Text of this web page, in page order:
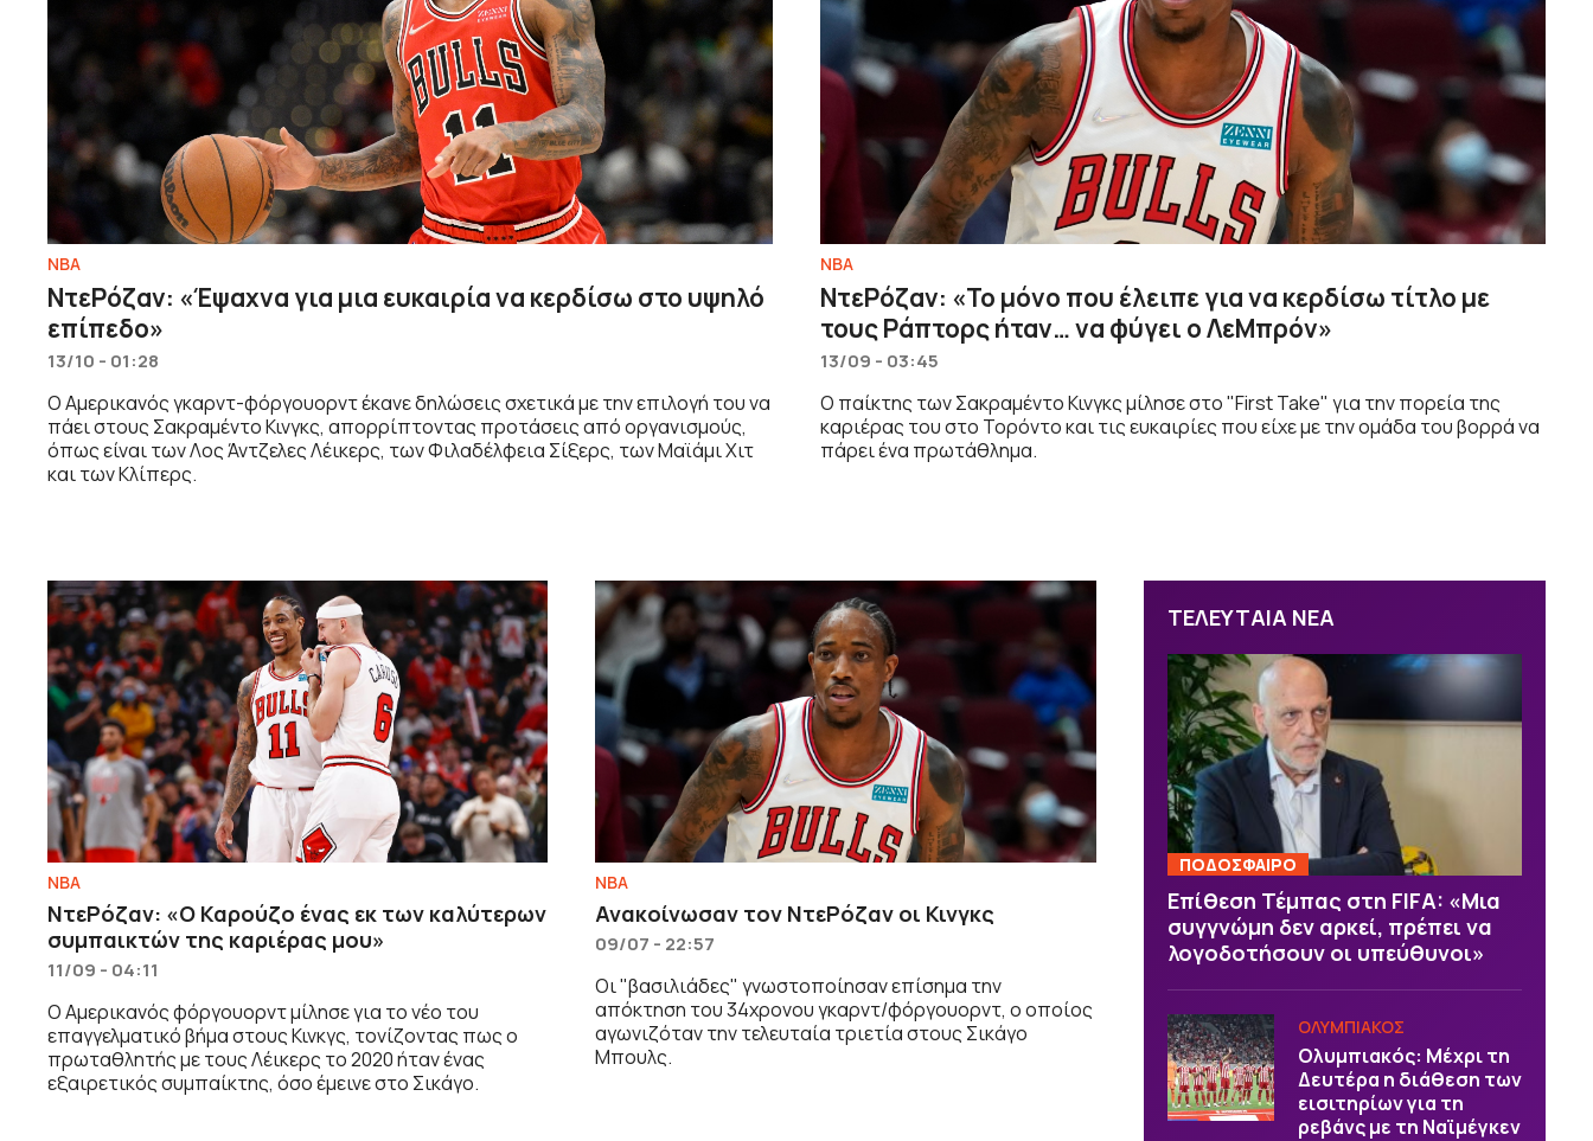
NBA
ΝτεΡόζαν: «Έψαχνα για μια ευκαιρία να κερδίσω στο υψηλό
επίπεδο»
13/10 - 01:28
Ο Αμερικανός γκαρντ-φόργουορντ έκανε δηλώσεις σχετικά με την επιλογή του να
πάει στους Σακραμέντο Κινγκς, απορρίπτοντας προτάσεις από οργανισμούς,
όπως είναι των Λος Άντζελες Λέικερς, των Φιλαδέλφεια Σίξερς, των Μαϊάμι Χιτ
και των Κλίπερς.
NBA
ΝτεΡόζαν: «Το μόνο που έλειπε για να κερδίσω τίτλο με
τους Ράπτορς ήταν… να φύγει ο ΛεΜπρόν»
13/09 - 03:45
Ο παίκτης των Σακραμέντο Κινγκς μίλησε στο "First Take" για την πορεία της
καριέρας του στο Τορόντο και τις ευκαιρίες που είχε με την ομάδα του βορρά να
πάρει ένα πρωτάθλημα.
NBA
ΝτεΡόζαν: «Ο Καρούζο ένας εκ των καλύτερων
συμπαικτών της καριέρας μου»
11/09 - 04:11
Ο Αμερικανός φόργουορντ μίλησε για το νέο του
επαγγελματικό βήμα στους Κινκγς, τονίζοντας πως ο
πρωταθλητής με τους Λέικερς το 2020 ήταν ένας
εξαιρετικός συμπαίκτης, όσο έμεινε στο Σικάγο.
NBA
Ανακοίνωσαν τον ΝτεΡόζαν οι Κινγκς
09/07 - 22:57
Οι "βασιλιάδες" γνωστοποίησαν επίσημα την
απόκτηση του 34χρονου γκαρντ/φόργουορντ, ο οποίος
αγωνιζόταν την τελευταία τριετία στους Σικάγο
Μπουλς.
ΤΕΛΕΥΤΑΙΑ ΝΕΑ
ΠΟΔΟΣΦΑΙΡΟ
Επίθεση Τέμπας στη FIFA: «Μια
συγγνώμη δεν αρκεί, πρέπει να
λογοδοτήσουν οι υπεύθυνοι»
ΟΛΥΜΠΙΑΚΟΣ
Ολυμπιακός: Μέχρι τη
Δευτέρα η διάθεση των
εισιτηρίων για τη
ρεβάνς με τη Ναϊμέγκεν